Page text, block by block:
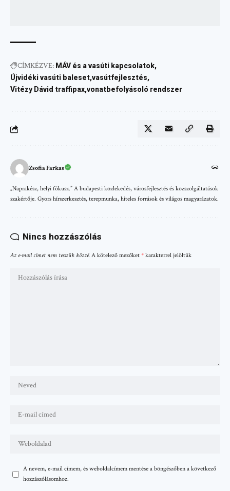
CÍMKÉZVE: MÁV és a vasúti kapcsolatok
Újvidéki vasúti baleset vasútfejlesztés
Vitézy Dávid traffipax vonatbefolyásoló rendszer
Zsofia Farkas
„Naprakész, helyi fókusz.” A budapesti közlekedés, városfejlesztés és közszolgáltatások
szakértője. Gyors hírszerkesztés, terepmunka, hiteles források és világos magyarázatok.
Nincs hozzászólás
Az e-mail címet nem tesszük közzé. A kötelező mezőket * karakterrel jelöltük
A nevem, e-mail címem, és weboldalcímem mentése a böngészőben a következő
hozzászólásomhoz.